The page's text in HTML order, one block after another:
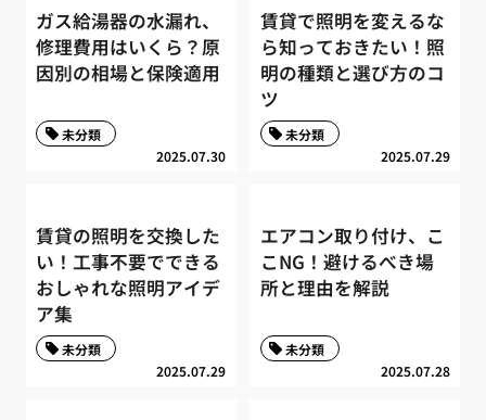
ガス給湯器の水漏れ、
修理費用はいくら？原
因別の相場と保険適用
2025.07.30
未分類
賃貸で照明を変えるな
ら知っておきたい！照
明の種類と選び方のコ
ツ
2025.07.29
未分類
賃貸の照明を交換した
い！工事不要でできる
おしゃれな照明アイデ
ア集
2025.07.29
未分類
エアコン取り付け、こ
こNG！避けるべき場
所と理由を解説
2025.07.28
未分類